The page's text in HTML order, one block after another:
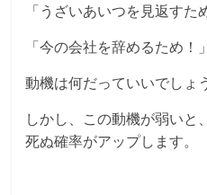
「うざいあいつを見返すた
「今の会社を辞めるため！」
動機は何だっていいでしょ
しかし、この動機が弱いと
死ぬ確率がアップします。